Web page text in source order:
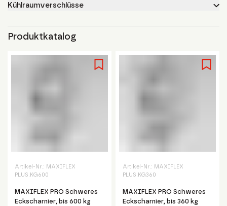
Kühlraumverschlüsse
Produktkatalog
Artikel-Nr.: MAXIFLEX
PLUS.KG600
MAXIFLEX PRO Schweres
Eckscharnier, bis 600 kg
Artikel-Nr.: MAXIFLEX
PLUS.KG360
MAXIFLEX PRO Schweres
Eckscharnier, bis 360 kg